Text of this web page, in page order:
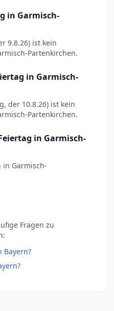
in Garmisch-
9.8.26) ist kein
Partenkirchen.
in Garmisch-
der 10.8.26) ist kein
Partenkirchen.
in Garmisch-
in Garmisch-
Fragen zu
Bayern?